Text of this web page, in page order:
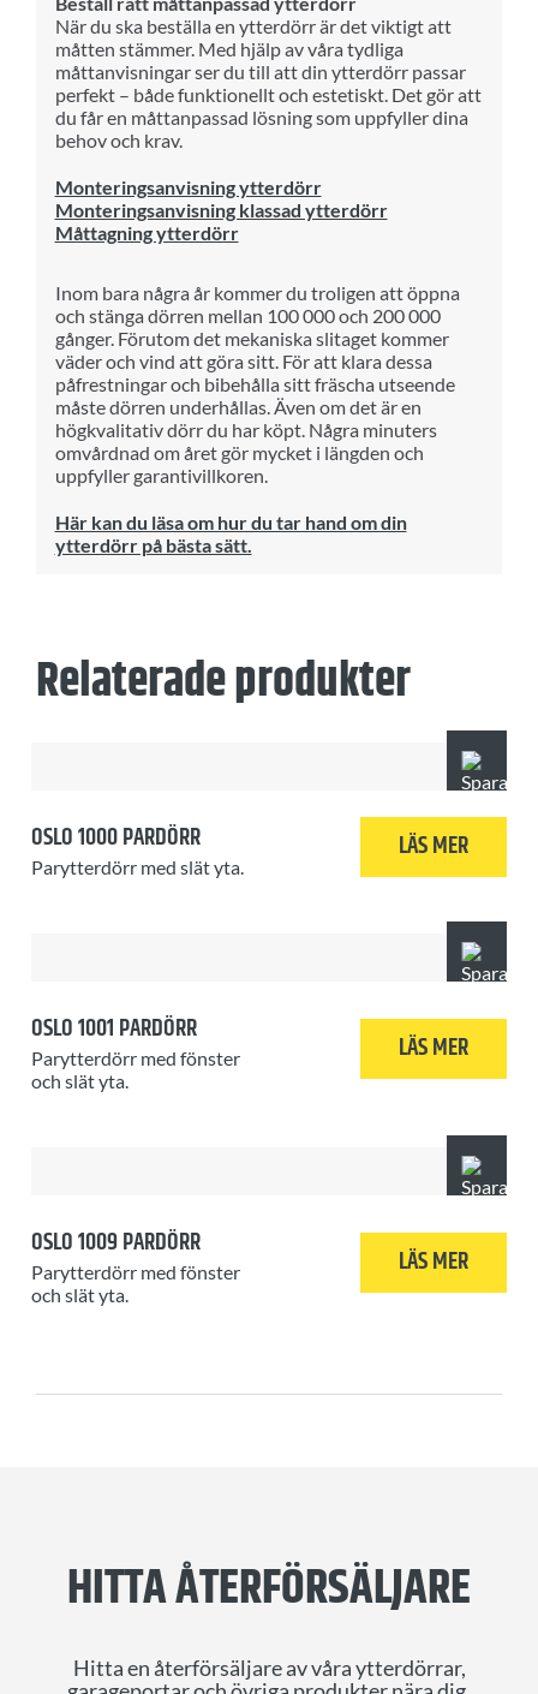
När du ska beställa en ytterdörr är det viktigt att
måtten stämmer. Med hjälp av våra tydliga
måttanvisningar ser du till att din ytterdörr passar
perfekt – både funktionellt och estetiskt. Det gör att
du får en måttanpassad lösning som uppfyller dina
behov och krav.
Monteringsanvisning ytterdörr
Monteringsanvisning klassad ytterdörr
Måttagning ytterdörr
Inom bara några år kommer du troligen att öppna
och stänga dörren mellan 100 000 och 200 000
gånger. Förutom det mekaniska slitaget kommer
väder och vind att göra sitt. För att klara dessa
påfrestningar och bibehålla sitt fräscha utseende
måste dörren underhållas. Även om det är en
högkvalitativ dörr du har köpt. Några minuters
omvårdnad om året gör mycket i längden och
uppfyller garantivillkoren.
Här kan du läsa om hur du tar hand om din
ytterdörr på bästa sätt.
Relaterade produkter
OSLO 1000 PARDÖRR
Parytterdörr med slät yta.
LÄS MER
OSLO 1001 PARDÖRR
Parytterdörr med fönster
och slät yta.
LÄS MER
OSLO 1009 PARDÖRR
Parytterdörr med fönster
och slät yta.
LÄS MER
HITTA ÅTERFÖRSÄLJARE
Hitta en återförsäljare av våra ytterdörrar,